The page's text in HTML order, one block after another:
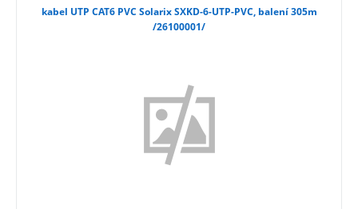
kabel UTP CAT6 PVC Solarix SXKD-6-UTP-PVC, balení 305m
/26100001/